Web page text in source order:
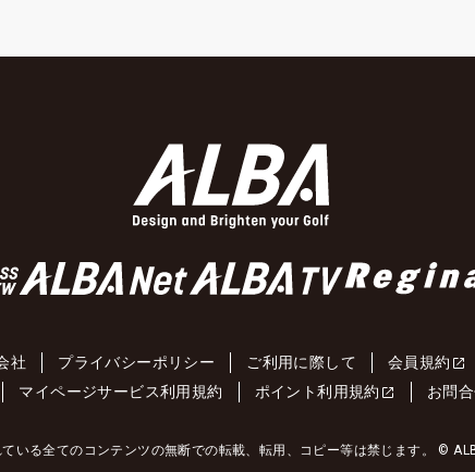
社 プライバシーポリシー ご利用に際して 会員規約
マイページサービス利用規約 ポイント利用規約 お問
いる全てのコンテンツの無断での転載、転用、コピー等は禁じます。 ©